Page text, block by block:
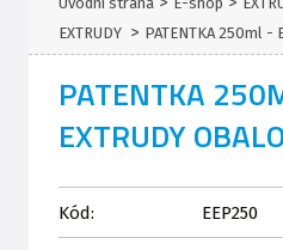
EXTRUDY > PATENTKA 250ml -
PATENTKA
EXTRUDY
Kód: EEP250